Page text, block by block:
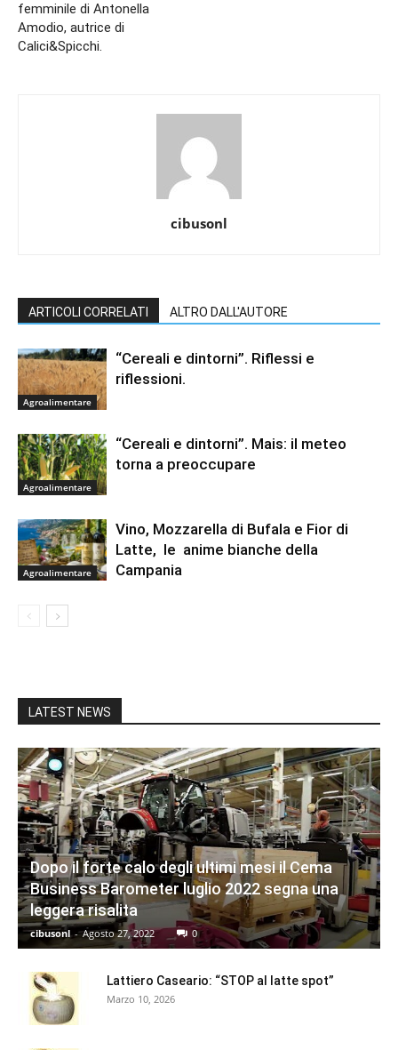
femminile di Antonella
Amodio, autrice di
Calici&Spicchi.
cibusonl
ARTICOLI CORRELATI ALTRO DALL'AUTORE
Agroalimentare
“Cereali e dintorni”. Riflessi e
riflessioni.
Agroalimentare
“Cereali e dintorni”. Mais: il meteo
torna a preoccupare
Agroalimentare
Vino, Mozzarella di Bufala e Fior di
Latte, le anime bianche della
Campania
LATEST NEWS
Dopo il forte calo degli ultimi mesi il Cema
Business Barometer luglio 2022 segna una
leggera risalita
cibusonl - Agosto 27, 2022 0
Lattiero Caseario: “STOP al latte spot”
Marzo 10, 2026